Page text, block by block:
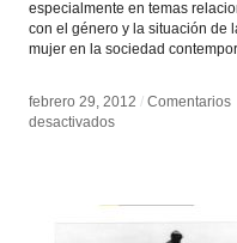
especialmente en temas
con el género y la situación de
mujer en la sociedad
febrero 29, 2012 / Comentarios
desactivadosen
febrero 29, 2012 / Comentarios
desactivadosen